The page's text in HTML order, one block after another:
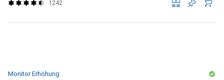
1242
Monitor Erhöhung